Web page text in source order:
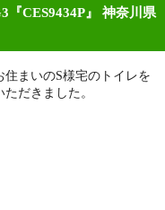
『CES9434P』 神奈川県
まいのS様宅のトイレを
だきました。